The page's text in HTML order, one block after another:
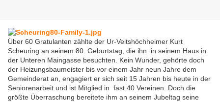
Über 60 Gratulanten zählte der Ur-Veitshöchheimer Kurt
Scheuring an seinem 80. Geburtstag, die ihn in seinem Haus in
der Unteren Maingasse besuchten. Kein Wunder, gehörte doch
der Heizungsbaumeister bis vor einem Jahr neun Jahre dem
Gemeinderat an, engagiert er sich seit 15 Jahren bis heute in der
Seniorenarbeit und ist Mitglied in fast 40 Vereinen. Doch die
größte Überraschung bereitete ihm an seinem Jubeltag seine